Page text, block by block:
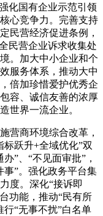
化国有企业示范引领
心竞争力。完善支持
民营经济促进条例，
民营企业诉求收集处
。加大中小企业和个
服务体系，推动大中
倍加珍惜爱护优秀企
容、诚信友善的浓厚
世界一流企业。
商环境综合改革，
跃升+全域优化”双
”、“不见面审批”，
事”。强化政务平台集
度。深化“接诉即
功能，推动“民有所
“无事不扰”白名单